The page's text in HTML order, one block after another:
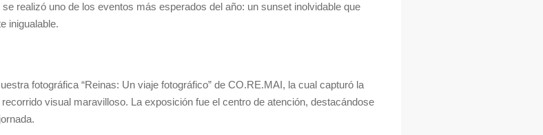
realizó uno de los eventos más esperados del año: un sunset inolvidable que
inigualable.
fotográfica “Reinas: Un viaje fotográfico” de CO.RE.MAI, la cual capturó la
visual maravilloso. La exposición fue el centro de atención, destacándose